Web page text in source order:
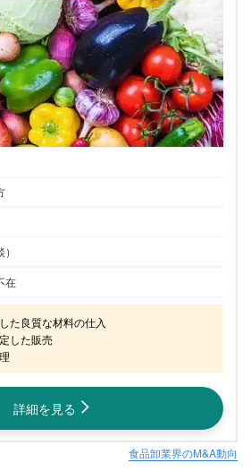
在
た良質な材料の仕入
した販売
詳細を見る
食品卸業界のM&A動向